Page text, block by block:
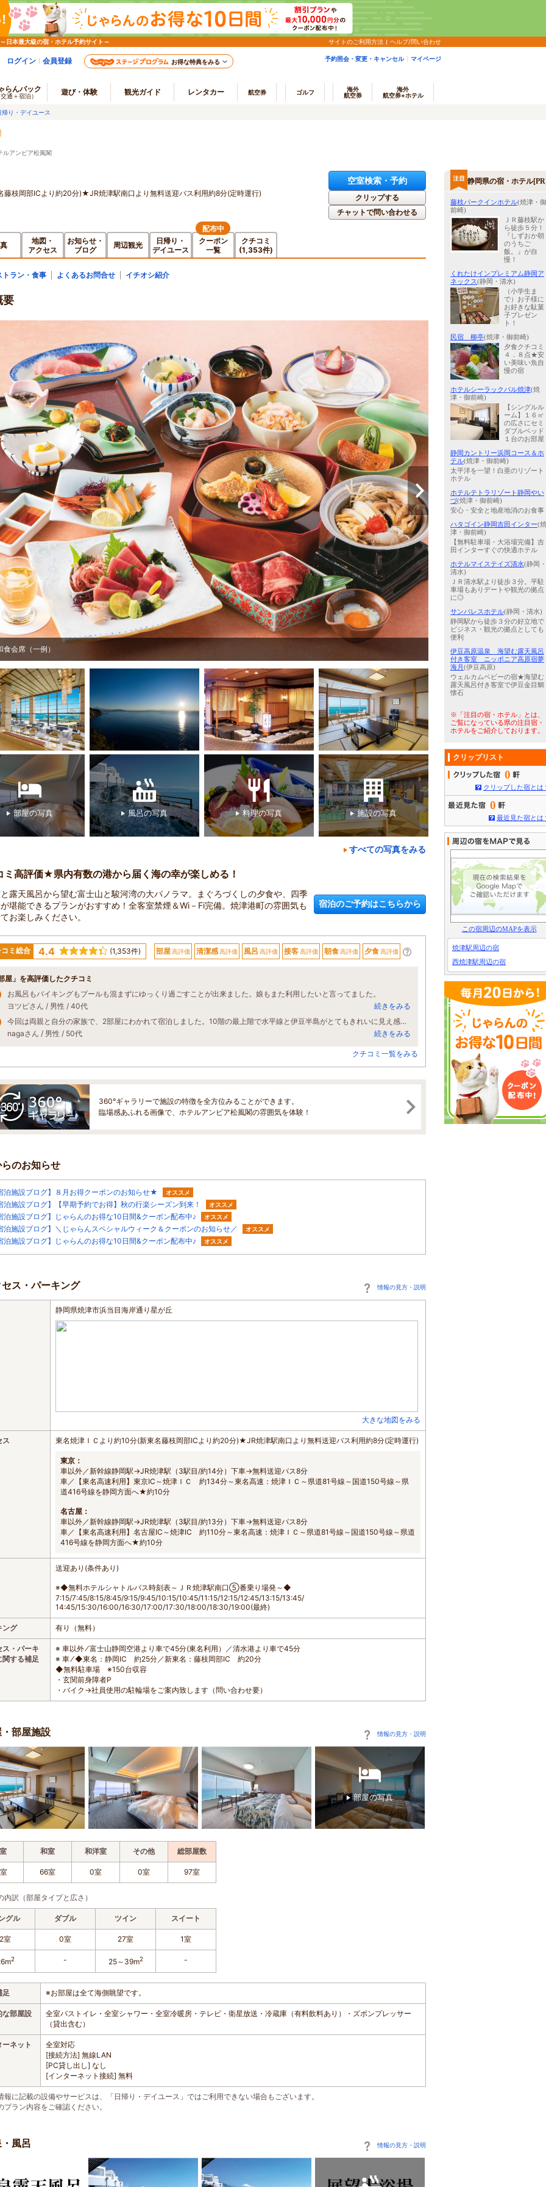
日本最大級の宿・ホテル予約サイト～ サイトのご利用方法 ヘルプ/問い合わせ
ログイン 会員登録 お得な特典をみる 予約照会・変更・キャンセル マイページ
らんパック
交通＋宿泊） 遊び・体験 観光ガイド レンタカー 航空券 ゴルフ
海外
航空券
海外
航空券+ホテル
帰り・デイユース
アンビア松風閣
藤枝岡部ICより約20分)★JR焼津駅南口より無料送迎バス利用約8分(定時運行)
空室検索・予約
クリップする
チャットで問い合わせる
地図・
アクセス
お知らせ・
ブログ
周辺観光
日帰り・
デイユース
クーポン
一覧
配布中
クチコミ
(1,353件)
トラン・食事 よくあるお問合せ イチオシ紹介
要
和室12.5帖・44平米（定員4名）】 【お造り（一例）】
部屋の写真 風呂の写真 料理の写真 施設の写真
すべての写真をみる
ミ高評価★県内有数の港から届く海の幸が楽しめる！
露天風呂から望む富士山と駿河湾の大パノラマ。まぐろづくしの夕食や、四季
堪能できるプランがおすすめ！全客室禁煙＆Wi－Fi完備。焼津港町の雰囲気も
お楽しみください。
宿泊のご予約はこちらから
コミ総合 4.4 (1,353件) 部屋高評価 清潔感高評価 風呂 高評価 接客高評価 朝食高評価 夕食高評価
部屋」を高評価したクチコミ
お風呂もバイキングもプールも混まずにゆっくり過ごすことが出来ました。娘もまた利用したいと言ってました。
ヨツピさん / 男性 / 40代
続きをみる
今回は両親と自分の家族で、2部屋にわかれて宿泊しました。10階の最上階で水平線と伊豆半島がとてもきれいに見え感動でした。夕食の会席料理も魚介をふんだんに使ってあって、大満足でした。 もともと地元が焼津で、高齢の両親を連れて近場でゆっくりしたいという思いで宿泊しましたが、両親も喜んでくれて、本当に楽しいひとときでした。また別の機会に利用したいです。
nagaさん / 男性 / 50代
続きをみる
クチコミ一覧をみる
360°ギャラリーで施設の特徴を全方位みることができます。
臨場感あふれる画像で、ホテルアンビア松風閣の雰囲気を体験！
のお知らせ
泊施設ブログ】８月お得クーポンのお知らせ★ オススメ
泊施設ブログ】【早期予約でお得】秋の行楽シーズン到来！ オススメ
泊施設ブログ】じゃらんのお得な10日間&クーポン配布中♪ オススメ
泊施設ブログ】＼じゃらんスペシャルウィーク＆クーポンのお知らせ／ オススメ
泊施設ブログ】じゃらんのお得な10日間&クーポン配布中♪ オススメ
セス・パーキング 情報の見方・説明
静岡県焼津市浜当目海岸通り星が丘
大きな地図をみる
ス 東名焼津ＩＣより約10分(新東名藤枝岡部ICより約20分)★JR焼津駅南口より無料送迎バス利用約8分(定時運行)
東京：
車以外／新幹線静岡駅→JR焼津駅（3駅目/約14分）下車→無料送迎バス8分
車／【東名高速利用】東京IC～焼津ＩＣ 約134分～東名高速：焼津ＩＣ～県道81号線～国道150号線～県
道416号線を静岡方面へ★約10分
名古屋：
車以外／新幹線静岡駅→JR焼津駅（3駅目/約13分）下車→無料送迎バス8分
車／【東名高速利用】名古屋IC～焼津IC 約110分～東名高速：焼津ＩＣ～県道81号線～国道150号線～県道
416号線を静岡方面へ★約10分
送迎あり(条件あり)
※◆無料ホテルシャトルバス時刻表～ＪＲ焼津駅南口⑤番乗り場発～◆
7:15/7:45/8:15/8:45/9:15/9:45/10:15/10:45/11:15/12:15/12:45/13:15/13:45/
14:45/15:30/16:00/16:30/17:00/17:30/18:00/18:30/19:00(最終)
ング 有り（無料）
ス・パーキ
関する補足
※ 車以外 ⁄ 富士山静岡空港より車で45分(東名利用）／清水港より車で45分
※ 車 ⁄ ◆東名：静岡IC 約25分／新東名：藤枝岡部IC 約20分
◆無料駐車場 ※150台収容
・玄関前身障者P
・バイク→社員使用の駐輪場をご案内致します（問い合わせ要）
部屋施設 情報の見方・説明
部屋の写真
和室 和洋室 その他 総部屋数
66室 0室 0室 97室
訳（部屋タイプと広さ）
グル ダブル ツイン スイート
2室 0室 27室 1室
2 - 25～39m2 -
足 ※お部屋は全て海側眺望です。
な部屋設
全室バストイレ・全室シャワー・全室冷暖房・テレビ・衛星放送・冷蔵庫（有料飲料あり）・ズボンプレッサー
（貸出含む）
ーネット
全室対応
[接続方法] 無線LAN
[PC貸し出し] なし
[インターネット接続] 無料
報に記載の設備やサービスは、「日帰り・デイユース」ではご利用できない場合もございます。
プラン内容をご確認ください。
風呂 情報の見方・説明
静岡県の宿・ホテル
藤枝パークインホテル(焼津・御
前崎)
ＪＲ藤枝駅か
ら徒歩５分！
『しずおか朝
のうちご
飯。』が自
慢！
くれたけインプレミアム静岡ア
ネックス(静岡・清水)
（小学生ま
で）お子様に
お好きな駄菓
子プレゼン
ト！
民宿 柳亭(焼津・御前崎)
夕食クチコミ
４．８点★安
い美味い魚自
慢の宿
ホテルシーラックパル焼津(焼
津・御前崎)
【シングルル
ーム】１６㎡
の広さにセミ
ダブルベッド
１台のお部屋
静岡カントリー浜岡コース＆ホ
テル(焼津・御前崎)
太平洋を一望！白亜のリゾート
ホテル
ホテルテトラリゾート静岡やい
づ(焼津・御前崎)
安心・安全と地産地消のお食事
ハタゴイン静岡吉田インター(焼
津・御前崎)
【無料駐車場・大浴場完備】吉
田インターすぐの快適ホテル
ホテルマイステイズ清水(静岡・
清水)
ＪＲ清水駅より徒歩３分。平駐
車場もありデートや観光の拠点
に◎
サンパレスホテル(静岡・清水)
静岡駅から徒歩３分の好立地で
ビジネス・観光の拠点としても
便利
伊豆高原温泉 海望む露天風呂
付き客室 ニッポニア高原宿夢
海月 (伊豆高原)
ウェルカムベビーの宿★海望む
露天風呂付き客室で伊豆金目鯛
懐石
※「注目の宿・ホテル」とは、
ご覧になっている県の注目宿・
ホテルをご紹介しております。
クリップリスト
0
クリップした宿とは
0
最近見た宿とは
この宿周辺のMAPを表示
焼津駅周辺の宿
西焼津駅周辺の宿